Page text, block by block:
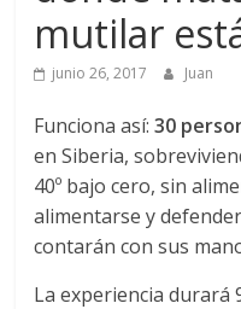
mutilar
junio 26, 2017 Juan
Funciona así:30
en Siberia,
40º bajo cero, sin
alimentarse y
contarán con sus
La experiencia durará